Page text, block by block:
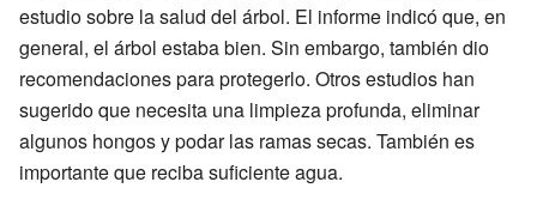
estudio sobre la salud del árbol. El informe indicó que, en
general, el árbol estaba bien. Sin embargo, también dio
recomendaciones para protegerlo. Otros estudios han
sugerido que necesita una limpieza profunda, eliminar
algunos hongos y podar las ramas secas. También es
importante que reciba suficiente agua.